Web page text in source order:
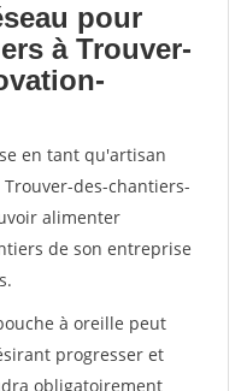
pour
à Trouver-
en tant qu'artisan
des-chantiers-
alimenter
de son entreprise
à oreille peut
progresser et
obligatoirement